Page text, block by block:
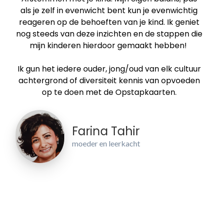
als je zelf in evenwicht bent kun je evenwichtig
reageren op de behoeften van je kind. Ik geniet
nog steeds van deze inzichten en de stappen die
mijn kinderen hierdoor gemaakt hebben!
Ik gun het iedere ouder, jong/oud van elk cultuur
achtergrond of diversiteit kennis van opvoeden
op te doen met de Opstapkaarten.
Farina Tahir
moeder en leerkacht